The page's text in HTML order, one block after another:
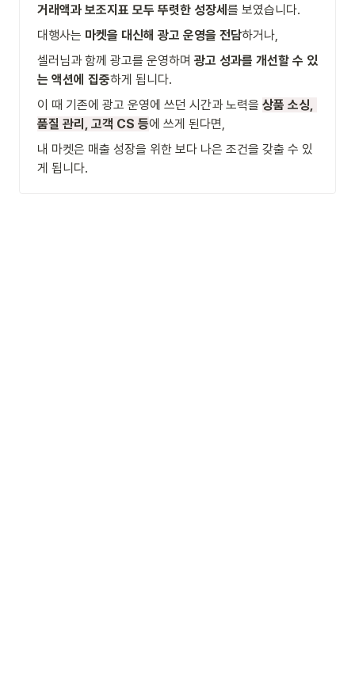
거래액과 보조지표 모두 뚜렷한 성장세 를 보였습니다.
대행사는 마켓을 대신해 광고 운영을 전담하거나,
셀러님과 함께 광고를 운영하며 광고 성과를 개선할 수 있
는 액션에 집중하게 됩니다.
이 때 기존에 광고 운영에 쓰던 시간과 노력을 상품 소싱,
품질 관리, 고객 CS 등에 쓰게 된다면,
내 마켓은 매출 성장을 위한 보다 나은 조건을 갖출 수 있
게 됩니다.